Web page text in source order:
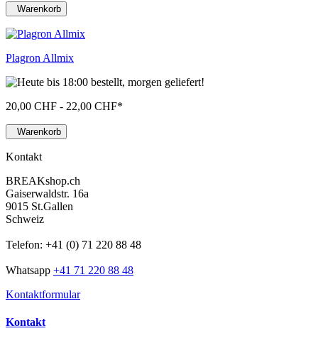
Warenkorb
Plagron Allmix
20,00 CHF - 22,00 CHF*
Warenkorb
Kontakt
BREAKshop.ch
Gaiserwaldstr. 16a
9015 St.Gallen
Schweiz
Telefon: +41 (0) 71 220 88 48
Whatsapp +41 71 220 88 48
Kontaktformular
Kontakt